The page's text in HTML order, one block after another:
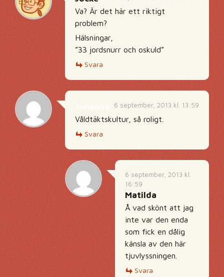
Va? Är det här ett riktigt
problem?
Hälsningar,
”33 jordsnurr och oskuld”
Svara
6 september, 2013 kl. 13:59
Våldtäktskultur, så roligt.
Svara
6 september, 2013 kl.
16:59
Matilda
Å vad skönt att jag
inte var den enda
som fick en dålig
känsla av den här
tjuvlyssningen.
Svara